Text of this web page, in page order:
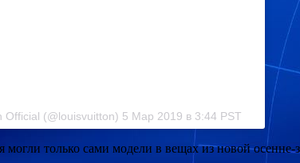
Official (@louisvuitton) 5 Мар 2019 в 3:44 PST
могли только сами модели в вещах из новой